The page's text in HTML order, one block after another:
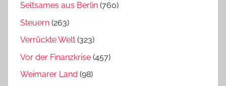
Seltsames aus Berlin (760)
Steuern (263)
Verrückte Welt (323)
Vor der Finanzkrise (457)
Weimarer Land (98)